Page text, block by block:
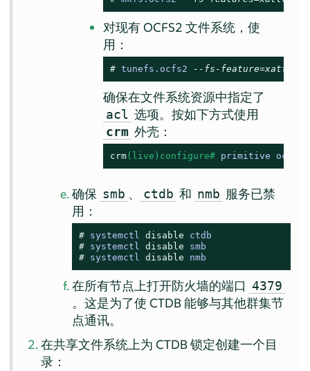
对现有 OCFS2 文件系统，使
用：
# tunefs.ocfs2 --fs-feature=xattr
确保在文件系统资源中指定了
acl 选项。按如下方式使用
crm 外壳：
crm(live)configure# primitive ocfs2
确保 smb 、 ctdb 和 nmb 服务已禁
用：
# systemctl disable ctdb
# systemctl disable smb
# systemctl disable nmb
在所有节点上打开防火墙的端口 4379
。这是为了使 CTDB 能够与其他群集节
点通讯。
在共享文件系统上为 CTDB 锁定创建一个目
录：